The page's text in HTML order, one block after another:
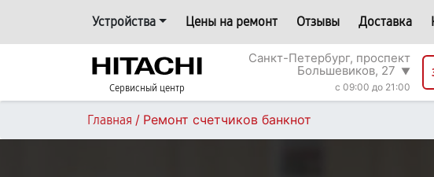
Устройства Цены на ремонт Отзывы Доставка
Сервисный центр
Санкт-Петербург, проспект
Большевиков, 27 ▼
c 09:00 до 21:00
Главная / Ремонт счетчиков банкнот